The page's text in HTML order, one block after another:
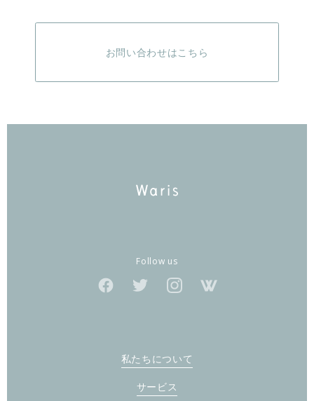
お問い合わせはこちら
Follow us
私たちについて
サービス